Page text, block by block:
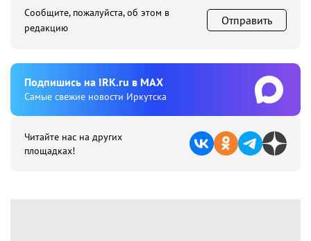
Сообщите, пожалуйста, об этом в
редакцию
Отправить
Подпишиcь на IRK.ru в MAX
Cамые свежие новости Иркутска
Читайте нас на других
площадках!